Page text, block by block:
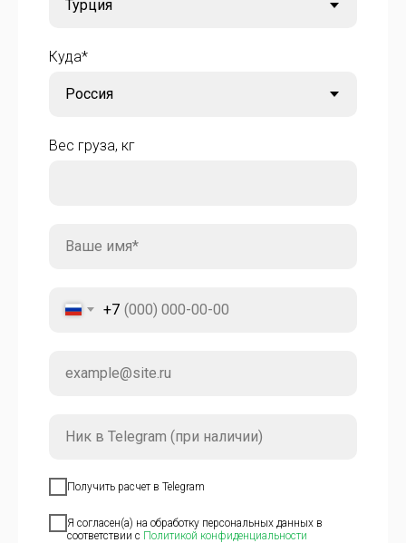
Куда*
Вес груза, кг
+7
Получить расчет в Telegram
Я согласен(а) на обработку персональных данных в
соответствии с Политикой конфиденциальности